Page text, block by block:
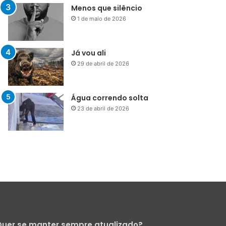
Menos que silêncio
1 de maio de 2026
Já vou ali
29 de abril de 2026
Água correndo solta
23 de abril de 2026